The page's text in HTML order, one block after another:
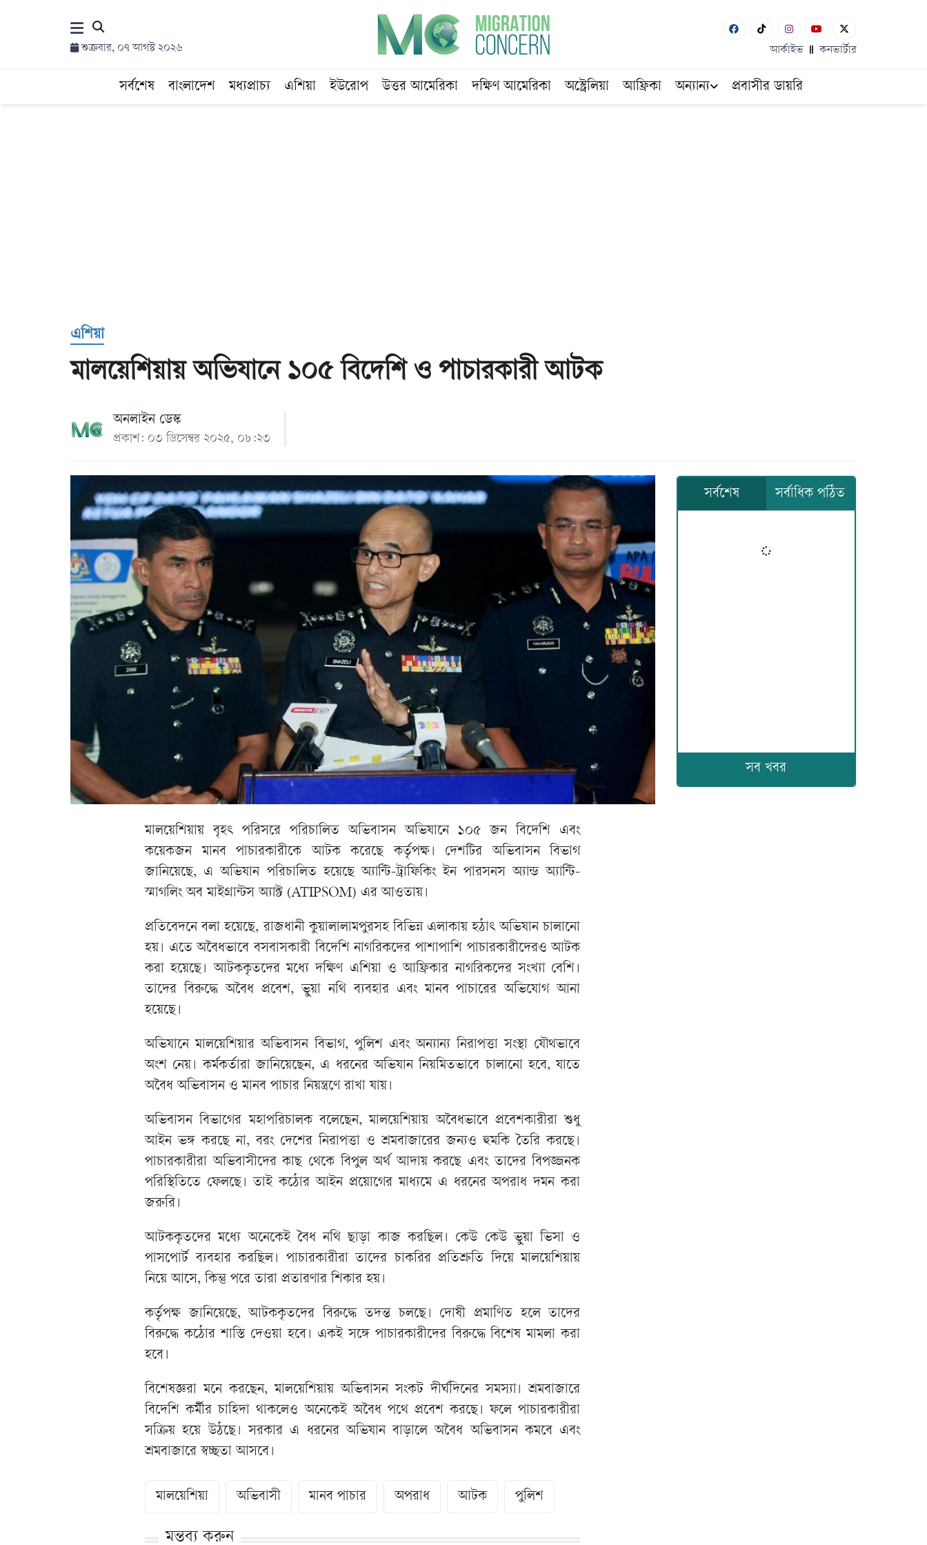
শুক্রবার, ০৭ আগস্ট ২০২৬ আর্কাইভ কনভার্টার
সর্বশেষ বাংলাদেশ মধ্যপ্রাচ্য এশিয়া ইউরোপ উত্তর আমেরিকা দক্ষিণ আমেরিকা অস্ট্রেলিয়া আফ্রিকা অন্যান্য প্রবাসীর ডায়রি
এশিয়া
মালয়েশিয়ায় অভিযানে ১০৫ বিদেশি ও পাচারকারী আটক
অনলাইন ডেস্ক
প্রকাশ: ০৩ ডিসেম্বর ২০২৫, ০৮:২৩
মালয়েশিয়ায় বৃহৎ পরিসরে পরিচালিত অভিবাসন অভিযানে ১০৫ জন বিদেশি এবং
কয়েকজন মানব পাচারকারীকে আটক করেছে কর্তৃপক্ষ। দেশটির অভিবাসন বিভাগ
জানিয়েছে, এ অভিযান পরিচালিত হয়েছে অ্যান্টি-ট্রাফিকিং ইন পারসনস অ্যান্ড অ্যান্টি-
স্মাগলিং অব মাইগ্রান্টস অ্যাক্ট (ATIPSOM) এর আওতায়।
প্রতিবেদনে বলা হয়েছে, রাজধানী কুয়ালালামপুরসহ বিভিন্ন এলাকায় হঠাৎ অভিযান চালানো
হয়। এতে অবৈধভাবে বসবাসকারী বিদেশি নাগরিকদের পাশাপাশি পাচারকারীদেরও আটক
করা হয়েছে। আটককৃতদের মধ্যে দক্ষিণ এশিয়া ও আফ্রিকার নাগরিকদের সংখ্যা বেশি।
তাদের বিরুদ্ধে অবৈধ প্রবেশ, ভুয়া নথি ব্যবহার এবং মানব পাচারের অভিযোগ আনা
হয়েছে।
অভিযানে মালয়েশিয়ার অভিবাসন বিভাগ, পুলিশ এবং অন্যান্য নিরাপত্তা সংস্থা যৌথভাবে
অংশ নেয়। কর্মকর্তারা জানিয়েছেন, এ ধরনের অভিযান নিয়মিতভাবে চালানো হবে, যাতে
অবৈধ অভিবাসন ও মানব পাচার নিয়ন্ত্রণে রাখা যায়।
অভিবাসন বিভাগের মহাপরিচালক বলেছেন, মালয়েশিয়ায় অবৈধভাবে প্রবেশকারীরা শুধু
আইন ভঙ্গ করছে না, বরং দেশের নিরাপত্তা ও শ্রমবাজারের জন্যও হুমকি তৈরি করছে।
পাচারকারীরা অভিবাসীদের কাছ থেকে বিপুল অর্থ আদায় করছে এবং তাদের বিপজ্জনক
পরিস্থিতিতে ফেলছে। তাই কঠোর আইন প্রয়োগের মাধ্যমে এ ধরনের অপরাধ দমন করা
জরুরি।
আটককৃতদের মধ্যে অনেকেই বৈধ নথি ছাড়া কাজ করছিল। কেউ কেউ ভুয়া ভিসা ও
পাসপোর্ট ব্যবহার করছিল। পাচারকারীরা তাদের চাকরির প্রতিশ্রুতি দিয়ে মালয়েশিয়ায়
নিয়ে আসে, কিন্তু পরে তারা প্রতারণার শিকার হয়।
কর্তৃপক্ষ জানিয়েছে, আটককৃতদের বিরুদ্ধে তদন্ত চলছে। দোষী প্রমাণিত হলে তাদের
বিরুদ্ধে কঠোর শাস্তি দেওয়া হবে। একই সঙ্গে পাচারকারীদের বিরুদ্ধে বিশেষ মামলা করা
হবে।
বিশেষজ্ঞরা মনে করছেন, মালয়েশিয়ায় অভিবাসন সংকট দীর্ঘদিনের সমস্যা। শ্রমবাজারে
বিদেশি কর্মীর চাহিদা থাকলেও অনেকেই অবৈধ পথে প্রবেশ করছে। ফলে পাচারকারীরা
সক্রিয় হয়ে উঠছে। সরকার এ ধরনের অভিযান বাড়ালে অবৈধ অভিবাসন কমবে এবং
শ্রমবাজারে স্বচ্ছতা আসবে।
মালয়েশিয়া অভিবাসী মানব পাচার অপরাধ আটক পুলিশ
মন্তব্য করুন
সর্বশেষ সর্বাধিক পঠিত
সব খবর